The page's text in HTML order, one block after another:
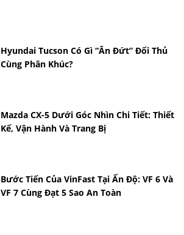
Hyundai Tucson Có Gì “ăn Đứt” Đối Thủ
Cùng Phân Khúc?
Mazda CX-5 Dưới Góc Nhìn Chi Tiết: Thiết
Kế, Vận Hành Và Trang Bị
Bước Tiến Của VinFast Tại Ấn Độ: VF 6 Và
VF 7 Cùng Đạt 5 Sao An Toàn